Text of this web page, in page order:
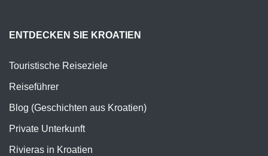
ENTDECKEN SIE KROATIEN
Touristische Reiseziele
Reiseführer
Blog (Geschichten aus Kroatien)
Private Unterkunft
Rivieras in Kroatien